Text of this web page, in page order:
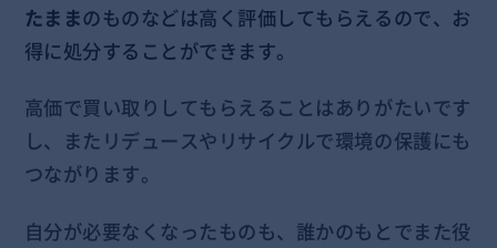
たままのものなどは高く評価してもらえるので、お
得に処分することができます。
高価で買い取りしてもらえることはありがたいです
し、またリデュースやリサイクルで環境の保護にも
つながります。
自分が必要なくなったものも、誰かのもとでまた役